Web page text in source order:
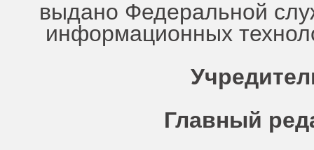
выдано Федеральной
информационных
Главный